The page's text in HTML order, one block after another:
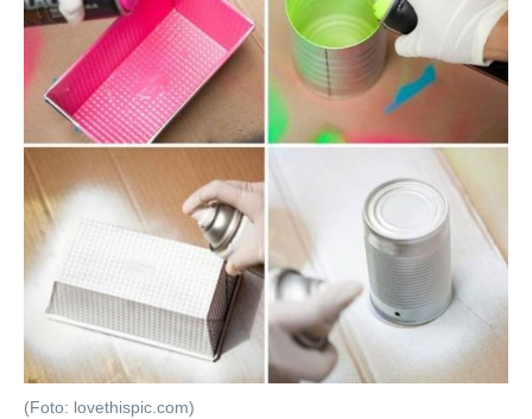
(Foto: lovethispic.com)